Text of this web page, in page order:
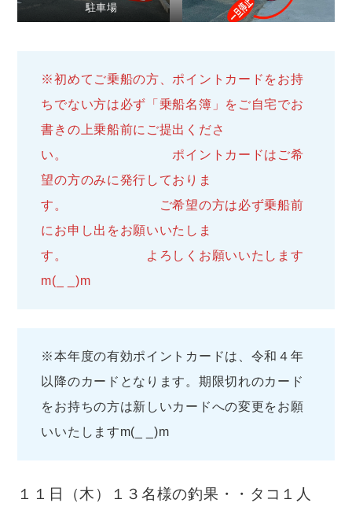
駐車場
※初めてご乗船の方、ポイントカードをお持
ちでない方は必ず「乗船名簿」をご自宅でお
書きの上乗船前にご提出くださ
い。 ポイントカードはご希
望の方のみに発行しておりま
す。 ご希望の方は必ず乗船前
にお申し出をお願いいたしま
す。 よろしくお願いいたします
m(_ _)m
※本年度の有効ポイントカードは、令和４年
以降のカードとなります。期限切れのカード
をお持ちの方は新しいカードへの変更をお願
いいたしますm(_ _)m
１１日（木）１３名様の釣果・・タコ１人